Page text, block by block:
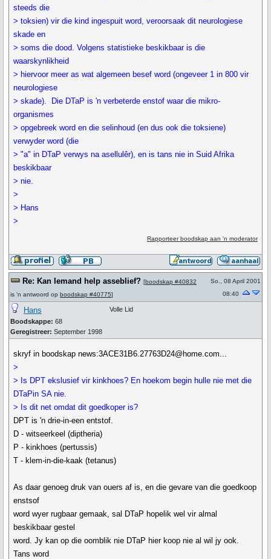
steeds die
> toksien) vir die kind ingespuit word, veroorsaak dit neurologiese
skade en
> soms die dood. Volgens statistieke beskikbaar is die
waarskynlikheid
> hiervoor meer as wat algemeen besef word (ongeveer 1 in 800 vir
neurologiese
> skade). Die DTaP is 'n verbeterde enstof waar die mikro-
organismes
> opgebreek word en die selinhoud (en dus ook die toksiene)
verwyder word (die
> "a" in DTaP verwys na asellulêr), en is tans nie in Suid Afrika
beskikbaar
> nie.
>
> Hans
>
Rapporteer boodskap aan 'n moderator
Re: Kan Iemand help asseblief? [boodskap #40832
is 'n antwoord op boodskap #40775]
So., 08 April 2001
08:40
Hans
Boodskappe: 68
Geregistreer: September 1998
Volle Lid
skryf in boodskap news:3ACE31B6.27763D24@home.com...
>
> Is DPT ekslusief vir kinkhoes? En hoekom begin hulle nie met die
DTaPin SA nie.
> Is dit net omdat dit goedkoper is?
DPT is 'n drie-in-een entstof.
D - witseerkeel (diptheria)
P - kinkhoes (pertussis)
T - klem-in-die-kaak (tetanus)
As daar genoeg druk van ouers af is, en die gevare van die goedkoop
enstsof
word wyer rugbaar gemaak, sal DTaP hopelik wel vir almal
beskikbaar gestel
word. Jy kan op die oomblik nie DTaP hier koop nie al wil jy ook.
Tans word